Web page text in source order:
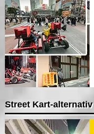
Street Kart-alternativ